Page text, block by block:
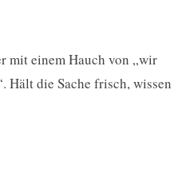
mit einem Hauch von „wir
Hält die Sache frisch, wissen